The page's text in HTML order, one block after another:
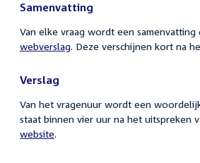
Samenvatting
Van elke vraag wordt een samenvatting
webverslag. Deze verschijnen kort na
Verslag
Van het vragenuur wordt een
staat binnen vier uur na het uitspreken
website.